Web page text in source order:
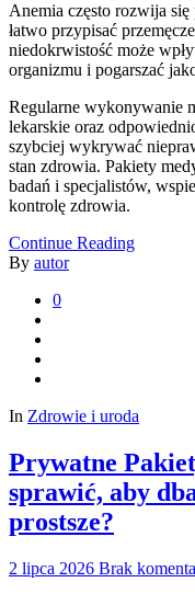
Anemia często rozwija
łatwo przypisać
niedokrwistość może
organizmu i pogarszać
Regularne wykonywanie
lekarskie oraz
szybciej wykrywać
stan zdrowia. Pakiety
badań i specjalistów,
kontrolę zdrowia.
Continue Reading
By autor
0
In Zdrowie i uroda
Prywatne
sprawić, aby
prostsze?
2 lipca 2026 Brak